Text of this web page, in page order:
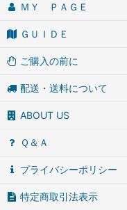
ＭＹ ＰＡＧＥ
ＧＵＩＤＥ
ご購入の前に
配送・送料について
ABOUT US
Ｑ＆Ａ
プライバシーポリシー
特定商取引法表示